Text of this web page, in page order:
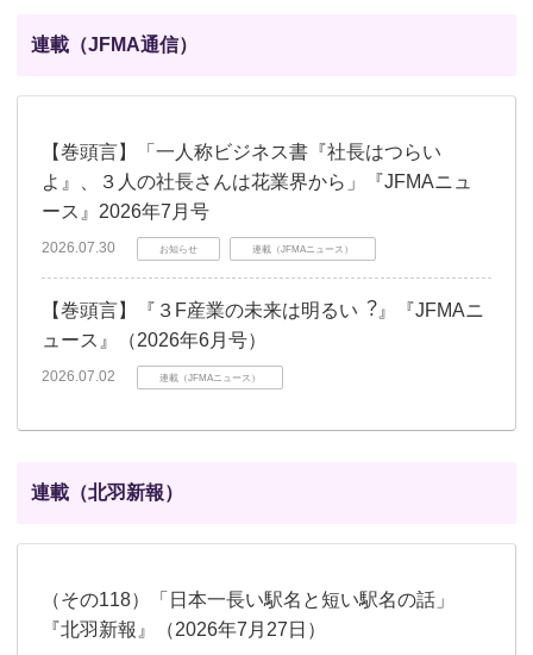
連載（JFMA通信）
【巻頭言】「一人称ビジネス書『社長はつらい
よ』、３人の社長さんは花業界から」『JFMAニュ
ース』2026年7月号
2026.07.30 お知らせ 連載（JFMAニュース）
【巻頭言】『３F産業の未来は明るい︖』『JFMAニ
ュース』（2026年6月号）
2026.07.02 連載（JFMAニュース）
連載（北羽新報）
（その118）「日本一長い駅名と短い駅名の話」
『北羽新報』（2026年7月27日）